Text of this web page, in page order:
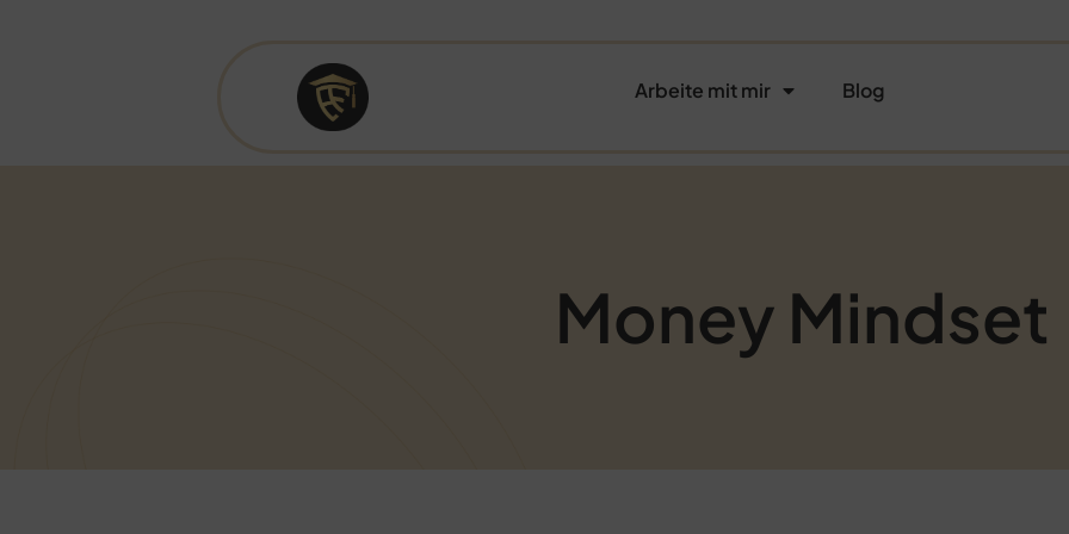
Arbeite mit mir Blog
Money Mindset